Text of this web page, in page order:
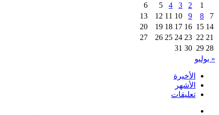
1
2
3
4
5
6
7
8
9
10
11
12
13
14
15
16
17
18
19
20
21
22
23
24
25
26
27
28
29
30
31
« يوليو
الأخيرة
الأشهر
تعليقات